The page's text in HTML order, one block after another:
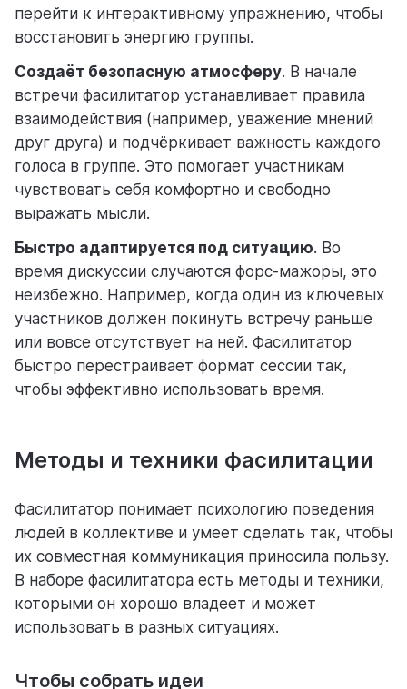
перейти к интерактивному упражнению, чтобы
восстановить энергию группы.
Создаёт безопасную атмосферу. В начале
встречи фасилитатор устанавливает правила
взаимодействия (например, уважение мнений
друг друга) и подчёркивает важность каждого
голоса в группе. Это помогает участникам
чувствовать себя комфортно и свободно
выражать мысли.
Быстро адаптируется под ситуацию. Во
время дискуссии случаются форс-мажоры, это
неизбежно. Например, когда один из ключевых
участников должен покинуть встречу раньше
или вовсе отсутствует на ней. Фасилитатор
быстро перестраивает формат сессии так,
чтобы эффективно использовать время.
Методы и техники фасилитации
Фасилитатор понимает психологию поведения
людей в коллективе и умеет сделать так, чтобы
их совместная коммуникация приносила пользу.
В наборе фасилитатора есть методы и техники,
которыми он хорошо владеет и может
использовать в разных ситуациях.
Чтобы собрать идеи